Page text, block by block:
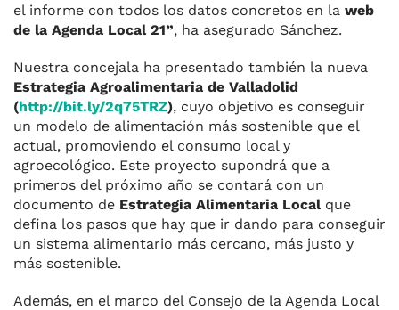
el informe con todos los datos concretos en la web
de la Agenda Local 21”, ha asegurado Sánchez.
Nuestra concejala ha presentado también la nueva
Estrategia Agroalimentaria de Valladolid
(http://bit.ly/2q75TRZ), cuyo objetivo es conseguir
un modelo de alimentación más sostenible que el
actual, promoviendo el consumo local y
agroecológico. Este proyecto supondrá que a
primeros del próximo año se contará con un
documento de Estrategia Alimentaria Localque
defina los pasos que hay que ir dando para conseguir
un sistema alimentario más cercano, más justo y
más sostenible.
Además, en el marco del Consejo de la Agenda Local